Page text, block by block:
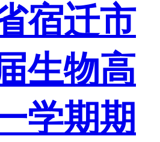
宿迁市
生物高
学期期